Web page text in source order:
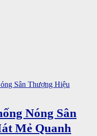
Nóng Sân
Mẻ Quanh